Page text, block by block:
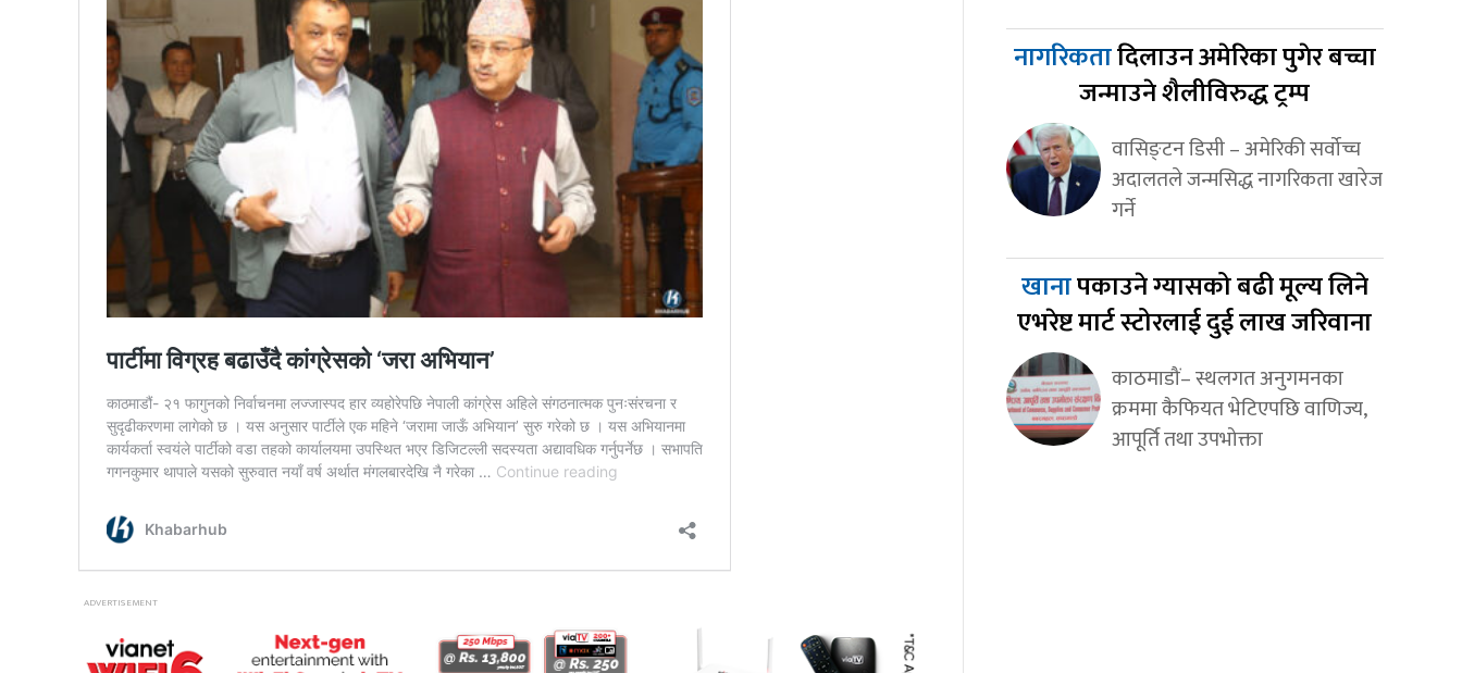
नागरिकतादिलाउन अमेरिका पुगेर बच्चा
जन्माउने शैलीविरुद्ध ट्रम्प
वासिङ्टन डिसी – अमेरिकी सर्वोच्च
अदालतले जन्मसिद्ध नागरिकता खारेज
गर्ने
खानापकाउने ग्यासको बढी मूल्य लिने
एभरेष्ट मार्ट स्टोरलाई दुई लाख जरिवाना
काठमाडौं– स्थलगत अनुगमनका
क्रममा कैफियत भेटिएपछि वाणिज्य,
आपूर्ति तथा उपभोक्ता